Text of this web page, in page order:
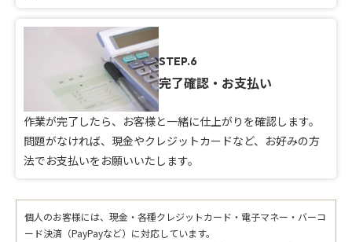
STEP.6
完了確認・お支払い
作業が完了したら、お客様と一緒に仕上がりを確認します。
問題がなければ、現金やクレジットカードなど、お好みの方
法でお支払いをお願いいたします。
個人のお客様には、現金・各種クレジットカード・電子マネー・バーコ
ード決済（PayPayなど）に対応しています。